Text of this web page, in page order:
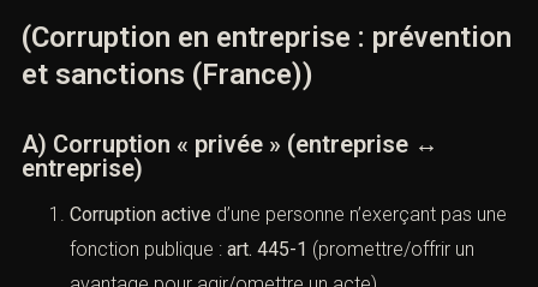
2) Incriminations : ce que disent les
textes
(Corruption en entreprise :
prévention et sanctions (France))
A) Corruption « privée » (entreprise ↔
entreprise)